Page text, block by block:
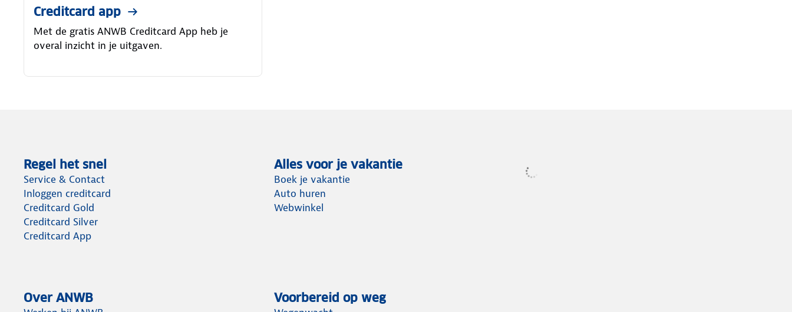
Creditcard app
Met de gratis ANWB Creditcard App heb je
overal inzicht in je uitgaven.
Regel het snel
Service & Contact
Inloggen creditcard
Creditcard Gold
Creditcard Silver
Creditcard App
Alles voor je vakantie
Boek je vakantie
Auto huren
Webwinkel
Over ANWB Voorbereid op weg